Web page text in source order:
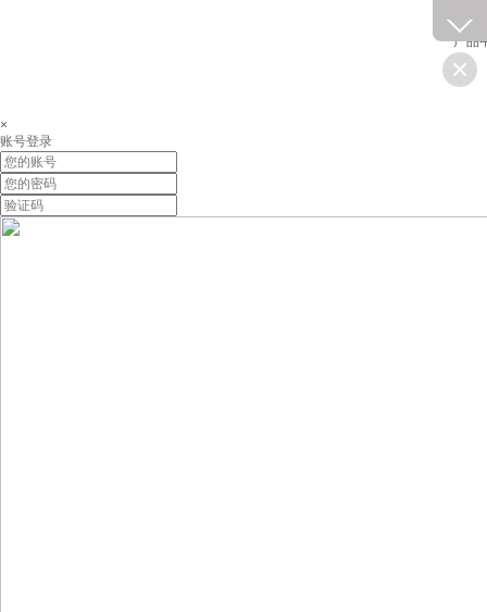
产品
×
账号登录